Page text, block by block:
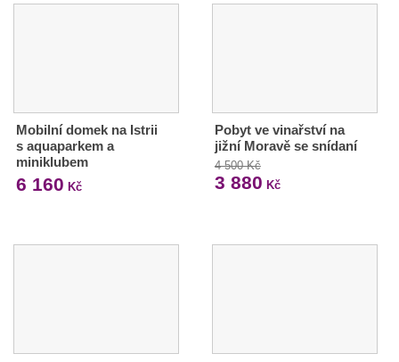
Mobilní domek na Istrii
s aquaparkem a
miniklubem
6 160 Kč
Pobyt ve vinařství na
jižní Moravě se snídaní
4 500 Kč
3 880 Kč